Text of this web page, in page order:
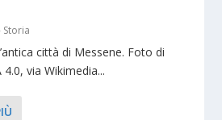
Storia
città di Messene. Foto di
via Wikimedia...